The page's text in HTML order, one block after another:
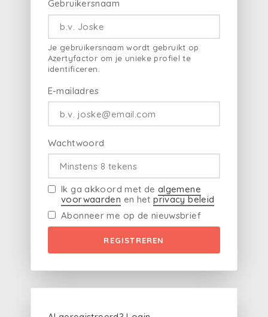
Gebruikersnaam
Je gebruikersnaam wordt gebruikt op
Azertyfactor om je unieke profiel te
identificeren.
E-mailadres
Wachtwoord
Ik ga akkoord met de algemene
voorwaarden en hetprivacy beleid
Abonneer me op de nieuwsbrief
REGISTREREN